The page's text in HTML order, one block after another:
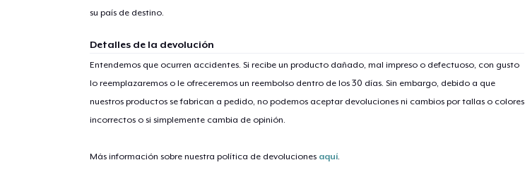
su país de destino.
Detalles de la devolución
Entendemos que ocurren accidentes. Si recibe un producto dañado, mal impreso o defectuoso, con gusto
lo reemplazaremos o le ofreceremos un reembolso dentro de los 30 días. Sin embargo, debido a que
nuestros productos se fabrican a pedido, no podemos aceptar devoluciones ni cambios por tallas o colores
incorrectos o si simplemente cambia de opinión.
Más información sobre nuestra política de devoluciones aquí.